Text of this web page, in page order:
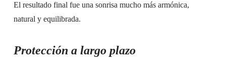
El resultado final fue una sonrisa mucho más armónica,
natural y equilibrada.
Protección a largo plazo